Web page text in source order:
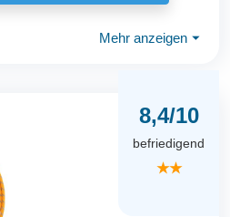
Mehr anzeigen ⏷
8,4/10
befriedigend
★★